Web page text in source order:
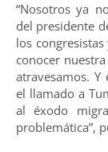
“Nosotros ya
del presidente
los
conocer
atravesamos.
el llamado a
al éxodo
problemática”,